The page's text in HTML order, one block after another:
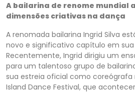
A bailarina de renome mundial
dimensões criativas na dança
A renomada bailarina Ingrid Silva
novo e significativo capítulo em
Recentemente, Ingrid dirigiu um
para um talentoso grupo de
sua estreia oficial como coreógrafa
Island Dance Festival, que